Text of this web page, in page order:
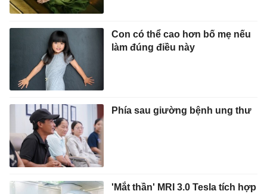
Con có thể cao hơn bố mẹ nếu
làm đúng điều này
Phía sau giường bệnh ung thư
'Mắt thần' MRI 3.0 Tesla tích hợp